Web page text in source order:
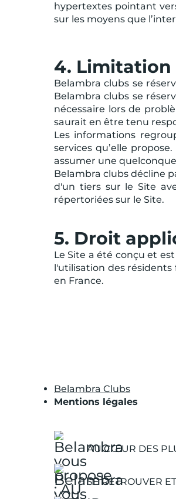
hypertextes pointant
sur les moyens que
4. Limitation
Belambra clubs se
Belambra clubs se
nécessaire lors de
saurait en être tenu
Les informations
services qu’elle
assumer une
Belambra clubs décline
d'un tiers sur le Site
répertoriées sur le Site.
5. Droit
Le Site a été conçu et
l'utilisation des
en France.
Belambra Clubs
Mentions légales
AU CŒUR DES
SE RETROUVER